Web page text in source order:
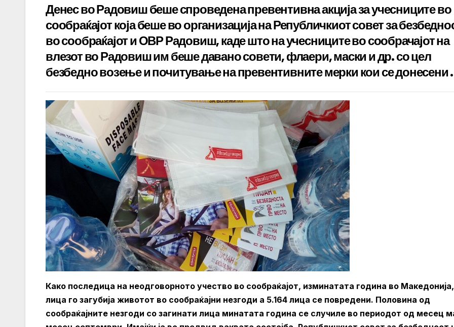
Денес во Радовиш беше спроведена превентивна акција за учесниците во
сообраќајот која беше во организација на Републичкиот совет за
во сообраќајот и ОВР Радовиш, каде што на учесниците во сообрачајот на
влезот во Радовиш им беше давано совети, флаери, маски и др. со цел
безбедно возење и почитување на превентивните мерки кои се донесени .
Како последица на неодговорното учество во сообраќајот, изминатата година во Македонија,
лица го загубија животот во сообраќајни незгоди а 5.164 лица се повредени. Половина од
сообраќајните незгоди со загинати лица минатата година се случиле во периодот од месец